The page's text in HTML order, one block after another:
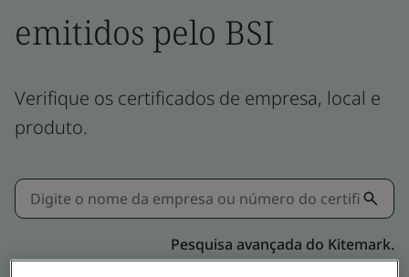
emitidos pelo BSI
Verifique os certificados de empresa, local e
produto.
Pesquisa avançada do Kitemark.